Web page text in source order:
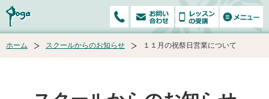
ホーム スクールからのお知らせ １１月の祝祭日営業について